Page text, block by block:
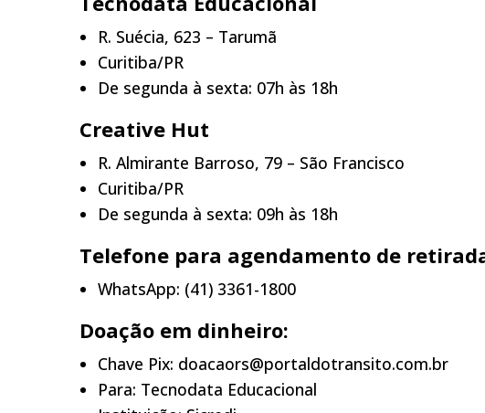
R. Suécia, 623 – Tarumã
Curitiba/PR
De segunda à sexta: 07h às 18h
Creative Hut
R. Almirante Barroso, 79 – São Francisco
Curitiba/PR
De segunda à sexta: 09h às 18h
Telefone para agendamento de
WhatsApp: (41) 3361-1800
Doação em dinheiro:
Chave Pix: doacaors@portaldotransito.com.br
Para: Tecnodata Educacional